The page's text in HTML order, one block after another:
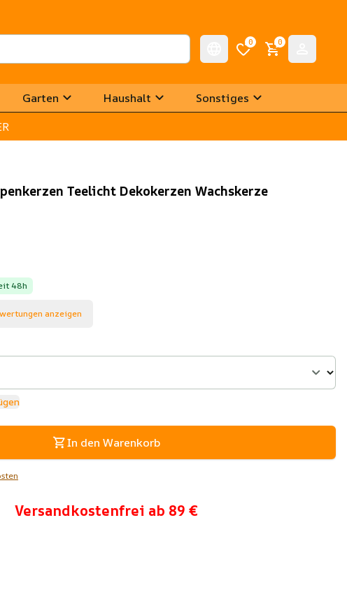
0 0
Garten Haushalt
Sonstiges
Teelicht Dekokerzen Wachskerze
48h
anzeigen
In den Warenkorb
Versandkostenfrei ab 89 €